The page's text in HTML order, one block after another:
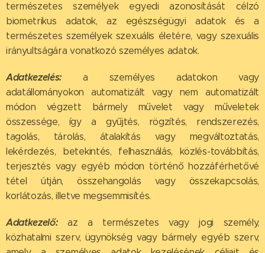
természetes személyek egyedi azonosítását célzó
biometrikus adatok, az egészségügyi adatok és a
természetes személyek szexuális életére, vagy szexuális
irányultságára vonatkozó személyes adatok.
Adatkezelés: a személyes adatokon vagy
adatállományokon automatizált vagy nem automatizált
módon végzett bármely művelet vagy műveletek
összessége, így a gyűjtés, rögzítés, rendszerezés,
tagolás, tárolás, átalakítás vagy megváltoztatás,
lekérdezés, betekintés, felhasználás, közlés-továbbítás,
terjesztés vagy egyéb módon történő hozzáférhetővé
tétel útján, összehangolás vagy összekapcsolás,
korlátozás, illetve megsemmisítés.
Adatkezelő:az a természetes vagy jogi személy,
közhatalmi szerv, ügynökség vagy bármely egyéb szerv,